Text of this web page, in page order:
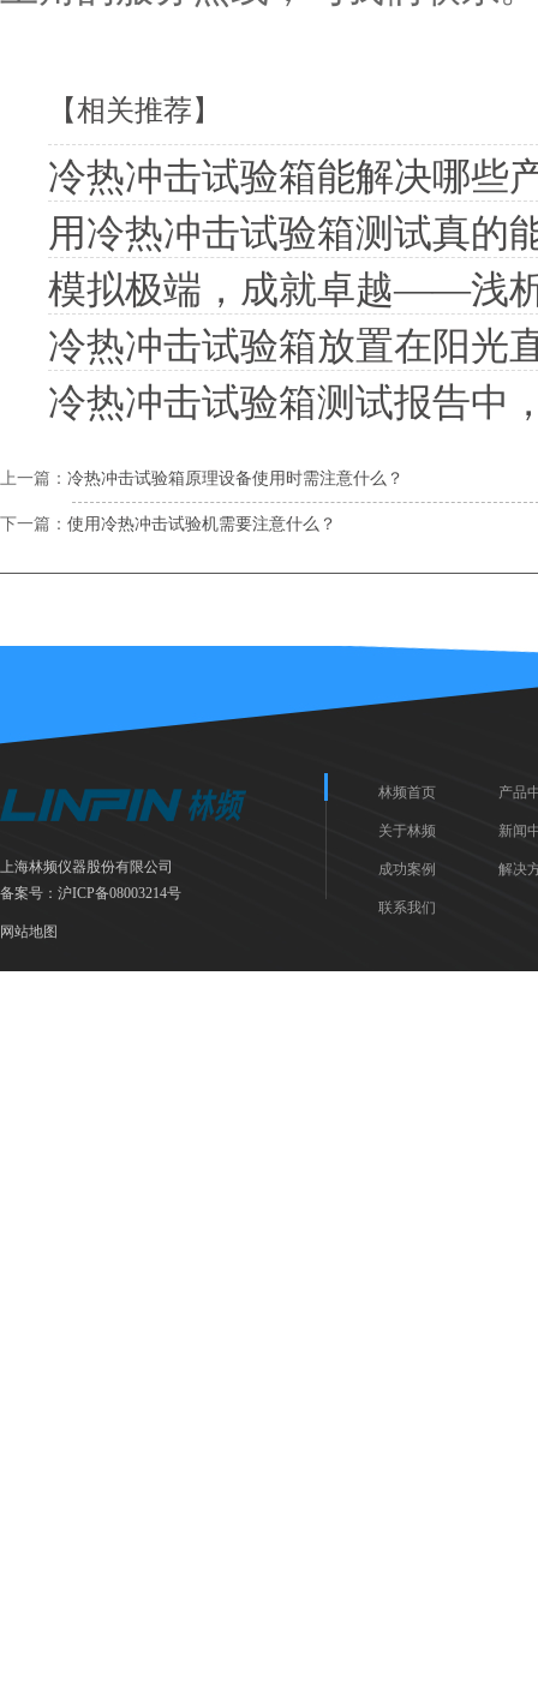
【相关推荐】
冷热冲击试验箱能解决哪些
用冷热冲击试验箱测试真的
模拟极端，成就卓越——浅
冷热冲击试验箱放置在阳光
冷热冲击试验箱测试报告中
上一篇： 冷热冲击试验箱原理设备使用时需注意什么？
下一篇： 使用冷热冲击试验机需要注意什么？
上海林频仪器股份有限公司
备案号： 沪ICP备08003214号
网站地图
林频首页 产品
关于林频 新闻
成功案例 解决
联系我们